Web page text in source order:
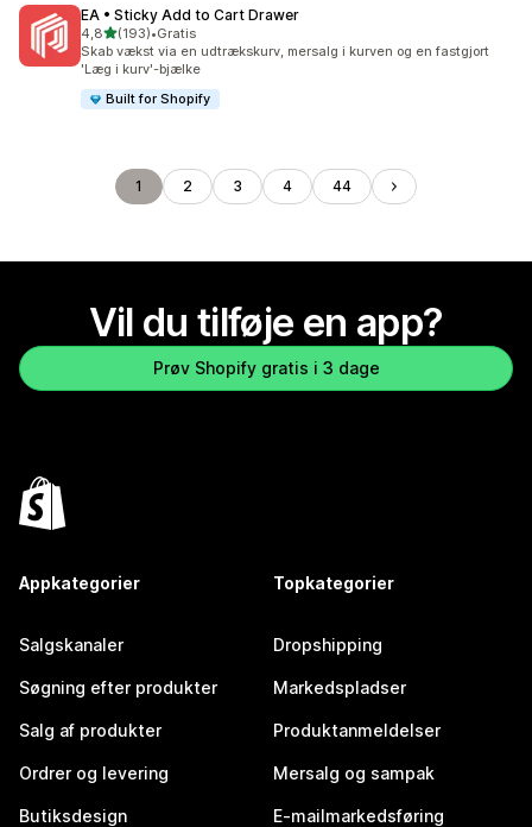
EA • Sticky Add to Cart Drawer
4,8ud af 5 stjerner
(193)
193 anmeldelser i alt
•Gratis
Skab vækst via en udtrækskurv, mersalg i kurven og en fastgjort
'Læg i kurv'-bjælke
Built for Shopify
1 2 3 4 44
Vil du tilføje en app?
Prøv Shopify gratis i 3 dage
Appkategorier
Salgskanaler
Søgning efter produkter
Salg af produkter
Ordrer og levering
Butiksdesign
Topkategorier
Dropshipping
Markedspladser
Produktanmeldelser
Mersalg og sampak
E-mailmarkedsføring